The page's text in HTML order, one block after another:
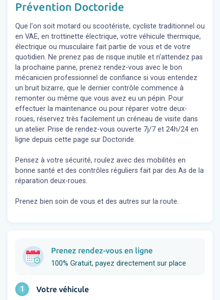
Prévention Doctoride
Que l'on soit motard ou scootériste, cycliste traditionnel ou
en VAE, en trottinette électrique, votre véhicule thermique,
électrique ou musculaire fait partie de vous et de votre
quotidien. Ne prenez pas de risque inutile et n'attendez pas
la prochaine panne, prenez rendez-vous avec le bon
mécanicien professionnel de confiance si vous entendez
un bruit bizarre, que le dernier contrôle commence à
remonter ou même que vous avez eu un pépin. Pour
effectuer la maintenance ou pour réparer votre deux-
roues, réservez très facilement un créneau de visite dans
un atelier. Prise de rendez-vous ouverte 7j/7 et 24h/24 en
ligne depuis cette page sur Doctoride.
Pensez à votre sécurité, roulez avec des mobilités en
bonne santé et des contrôles réguliers fait par des As de la
réparation deux-roues.
Prenez bien soin de vous et des autres sur la route.
Prenez rendez-vous en ligne
100% Gratuit, payez directement sur place
1 Votre véhicule